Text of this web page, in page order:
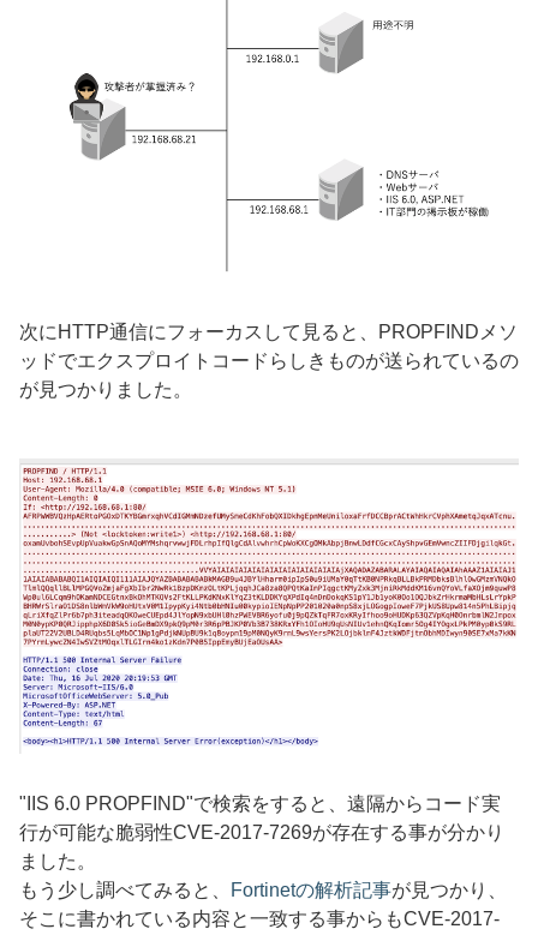
次に HTTP通信にフォーカスして見ると、 PROPFIND メソ
ッドでエクスプロイトコードらしきものが送られているの
が見つかりました。
"IIS 6.0 PROPFIND"で検索をすると、遠隔からコード実
行が可能な脆弱性CVE-2017-7269が存在する事が分かり
ました。
もう少し調べてみると、
Fortinetの解析記事が見つかり、
そこに書かれている内容と一致する事からもCVE-2017-